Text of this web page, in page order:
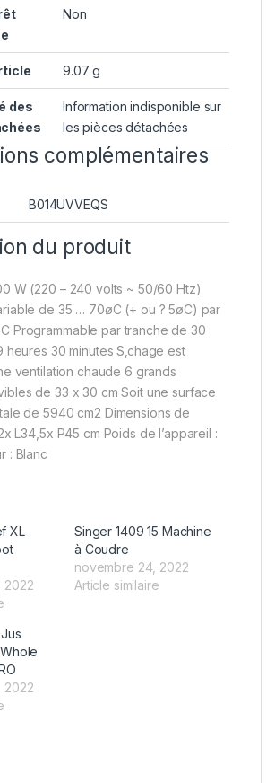
‎Non
‎9.07 g
des
‎Information indisponible sur
les pièces détachées
complémentaires
B014UVVEQS
du produit
W (220 – 240 volts ~ 50/60 Htz)
de 35 … 70øC (+ ou ? 5øC) par
Programmable par tranche de 30
heures 30 minutes S‚chage est
ventilation chaude 6 grands
de 33 x 30 cm Soit une surface
de 5940 cm2 Dimensions de
L34,5x P45 cm Poids de l’appareil :
: Blanc
XL
2022
Singer 1409 15 Machine
à Coudre
novembre 24, 2022
Article similaire
2022